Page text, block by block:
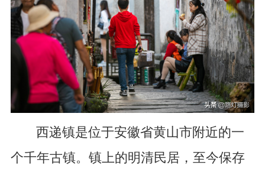
西递镇是位于安徽省黄山市附近的一
个千年古镇。镇上的明清民居，至今保存